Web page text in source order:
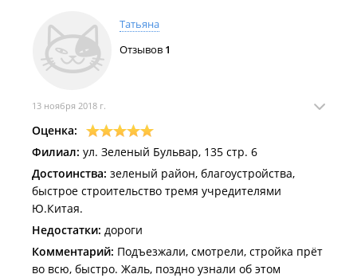
в положение и не снимаете бронь, очень хочется
жить в этом доме.
Татьяна
Отзывов 1
13 ноября 2018 г.
Оценка:
Филиал: ул. Зеленый Бульвар, 135 стр. 6
Достоинства: зеленый район, благоустройства,
быстрое строительство тремя учредителями
Ю.Китая.
Недостатки: дороги
Комментарий: Подъезжали, смотрели, стройка прёт
во всю, быстро. Жаль, поздно узнали об этом